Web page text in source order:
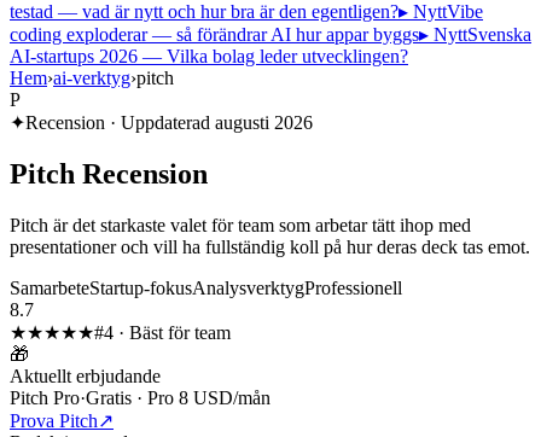
testad — vad är nytt och hur bra är den egentligen?▸ NyttVibe
coding exploderar — så förändrar AI hur appar byggs▸ NyttSvenska
AI-startups 2026 — Vilka bolag leder utvecklingen?
Hem›ai-verktyg›pitch
P
✦Recension · Uppdaterad augusti 2026
Pitch Recension
Pitch är det starkaste valet för team som arbetar tätt ihop med
presentationer och vill ha fullständig koll på hur deras deck tas emot.
SamarbeteStartup-fokusAnalysverktygProfessionell
8.7
★★★★★#4 · Bäst för team
🎁
Aktuellt erbjudande
Pitch Pro·Gratis · Pro 8 USD/mån
Prova Pitch↗